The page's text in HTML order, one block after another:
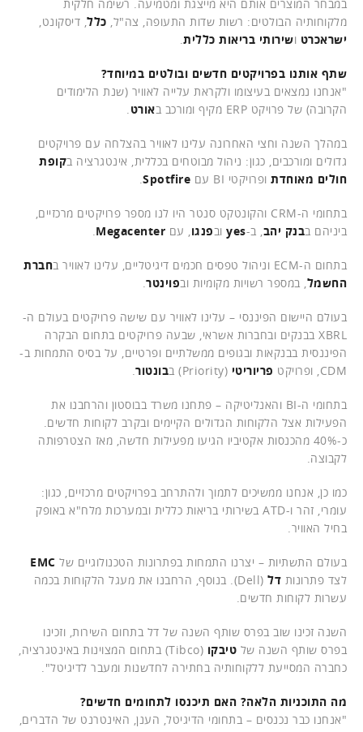
במבחר המוצרים אותם היא מייצגת ומטמיעה. רשימה חלקית
מלקוחותיה הבולטים: רשות שדות התעופה, צה"ל, כלל , דיסקונט,
ישראכרט ושירותי בריאות כללית
שתף אותנו בפרויקטים חדשים ובולטים במיוחד?
"אנחנו נמצאים בעיצומו ולקראת עלייה לאוויר (שנת הלימודים
הקרובה) של פרויקט ERP מקיף ומורכב ב
אורט
במהלך השנה וחצי האחרונה עלינו לאוויר בהצלחה עם פרויקטים
גדולים ומורכבים, כגון: ניהול מבוטחים בכללית, אינטגרציה בקופת
חולים מאוחדת ופרויקטי BI עם Spotfire
בתחומי ה-CRM והקונטקט סנטר היו לנו מספר פרויקטים מרכזיים,
ביניהם בבנק יהב , ב-yes ובפנגו , עם Megacenter
בתחום ה-ECM וניהול טפסים חכמים דיגיטליים, עלינו לאוויר ב
חברת
החשמל , במספר רשויות מקומיות ובפוינטר
בעולם היישום הפיננסי – עלינו לאוויר עם שישה פרויקטים בעולם ה-
XBRL בבנקים ובחברות אשראי, שבעה פרויקטים בתחום הבקרה
הפיננסית בבנקאות ובגופים ממשלתיים ופרטיים, על בסיס התמחות ב-
CDM, ופרויקט
פריוריטי (Priority) ב בונטור
בתחומי ה-BI והאנליטיקה – פתחנו משרד בבוסטון והרחבנו את
הפעילות אצל הלקוחות הגדולים הקיימים ובקרב לקוחות חדשים.
כ-40% מהכנסות אקטיביו הגיעו מפעילות חדשה, מאז הצטרפותה
לקבוצה.
כמו כן, אנחנו ממשיכים לתמוך ולהתרחב בפרויקטים מרכזיים, כגון:
עומרי, זהר ו-ATD בשירותי בריאות כללית ובמערכות מלח"א באופק
בחיל האוויר.
בעולם התשתיות – יצרנו התמחות בפתרונות הטכנולוגיים של EMC
לצד פתרונות דל
(Dell). בנוסף, הרחבנו את מעגל הלקוחות בכמה
עשרות לקוחות חדשים.
השנה זכינו שוב בפרס שותף השנה של דל בתחום השירות, וזכינו
בפרס שותף השנה של טיבקו
(Tibco) בתחום המצוינות באינטגרציה,
כחברה המסייעת ללקוחותיה בחתירה לחדשנות ומעבר לדיגיטל".
מה התוכניות הלאה? האם תיכנסו לתחומים חדשים?
"אנחנו כבר נכנסים – בתחומי הדיגיטל, הענן, האינטרנט של הדברים,